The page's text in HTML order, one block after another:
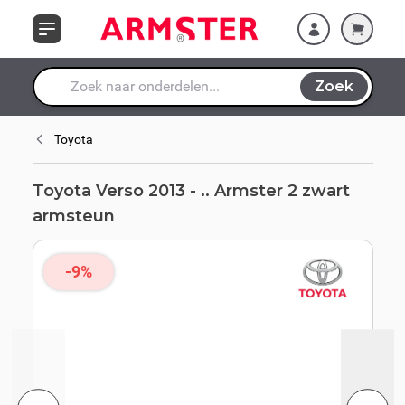
Waar ben je naar op zoek?
Zoek
Toyota
Toyota Verso 2013 - .. Armster 2 zwart
armsteun
-9%